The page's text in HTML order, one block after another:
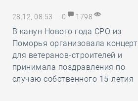
28.12, 08:53 0 1798
В канун Нового года СРО из
Поморья организовала концерт
для ветеранов-строителей и
принимала поздравления по
случаю собственного 15-летия